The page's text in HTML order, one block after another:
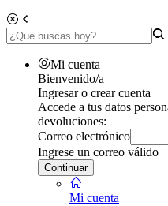
Mi cuenta
Bienvenido/a
Ingresar o crear cuenta
Accede a tus datos
devoluciones:
Correo electrónico
Ingrese un correo válido
Continuar
Mi cuenta